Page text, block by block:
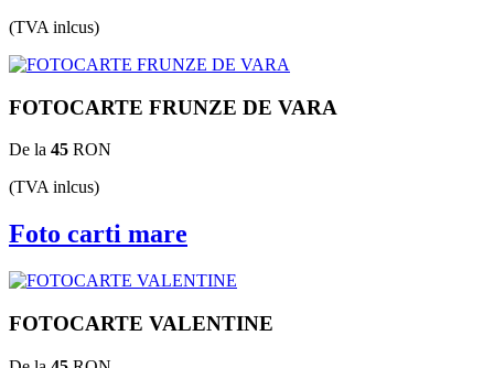
(TVA inlcus)
FOTOCARTE FRUNZE DE VARA
De la 45 RON
(TVA inlcus)
Foto carti mare
FOTOCARTE VALENTINE